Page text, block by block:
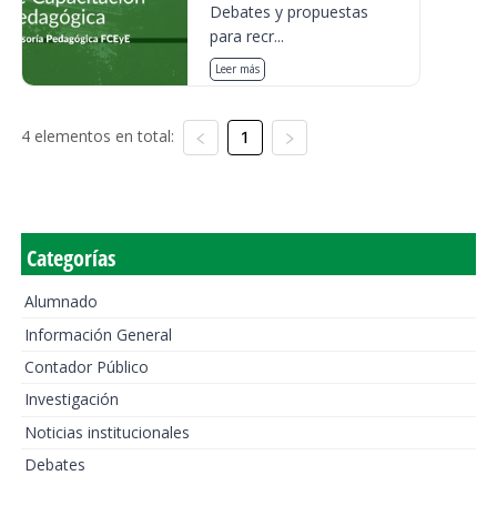
Debates y propuestas
para recr...
Leer más
4 elementos en total: 1
Categorías
Alumnado
Información General
Contador Público
Investigación
Noticias institucionales
Debates